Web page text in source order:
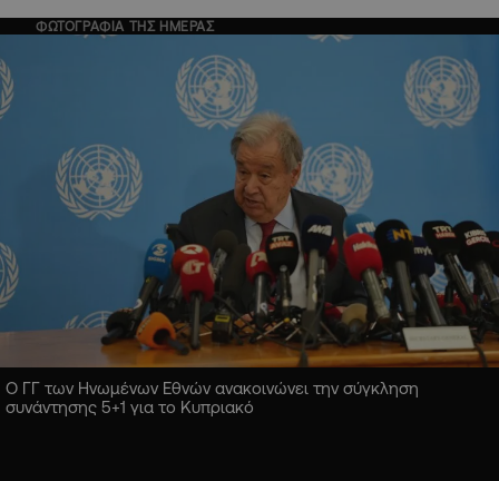
ΦΩΤΟΓΡΑΦΙΑ ΤΗΣ ΗΜΕΡΑΣ
Ο ΓΓ των Ηνωμένων Εθνών ανακοινώνει την σύγκληση
συνάντησης 5+1 για το Κυπριακό